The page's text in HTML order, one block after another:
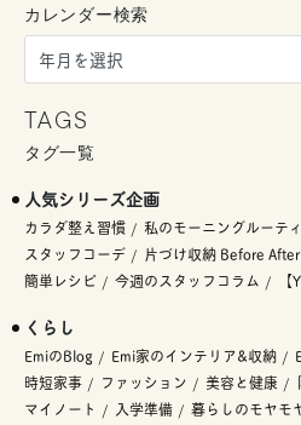
カレンダー検索
TAGS
タグ一覧
人気シリーズ企画
カラダ整え習慣 私のモーニングルーテ
スタッフコーデ
片づけ収納 Before After
簡単レシピ
今週のスタッフコラム
くらし
EmiのBlog Emi家のインテリア&収納
時短家事
ファッション 美容と健康
マイノート
入学準備 暮らしのモヤモ